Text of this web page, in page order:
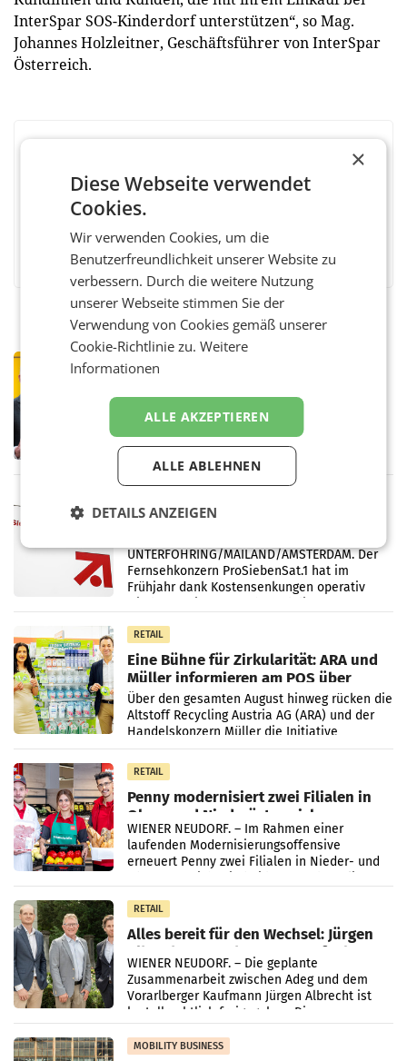
InterSpar SOS-Kinderdorf unterstützen“, so Mag.
Johannes Holzleitner, Geschäftsführer von InterSpar
Österreich.
FacebookTwitterMessengerWhatsAppLinkedInXING Teilen
ersten Halbjahr trotz schwachem
Briefgeschäft
WIEN Die Österreichische Post AG hat im
ersten Halbjahr 2026 einen Konzernumsatz
von 1.544,0 Mio. EUR erwirtschaftet, was
einem Plus von 3,8 Prozent gegenüber dem
Vergleichszeitraum
ProSiebenSat.1 spart und macht
UNTERFÖHRING/MAILAND/AMSTERDAM. Der
Fernsehkonzern ProSiebenSat.1 hat im
Frühjahr dank Kostensenkungen operativ
RETAIL
Eine Bühne für Zirkularität: ARA und
Müller informieren am POS über
Kreislauffähigkeit
Über den gesamten August hinweg rücken die
Altstoff Recycling Austria AG (ARA) und der
Handelskonzern Müller die Initiative
„Kreislauf-Helden“ in allen österreichischen
Müller-Filialen
RETAIL
Penny modernisiert zwei Filialen in
Ober- und Niederösterreich
WIENER NEUDORF. – Im Rahmen einer
laufenden Modernisierungsoffensive
erneuert Penny zwei Filialen in Nieder- und
RETAIL
Alles bereit für den Wechsel: Jürgen
Albrecht setzt ab 1.1.2027 auf Adeg
WIENER NEUDORF. – Die geplante
Zusammenarbeit zwischen Adeg und dem
Vorarlberger Kaufmann Jürgen Albrecht ist
kartellrechtlich freigegeben: Die
Bundeswettbewerbsbehörde und der
Bundeskartellanwalt
MOBILITY BUSINESS
×
Diese Webseite verwendet
Cookies.
Wir verwenden Cookies, um die
Benutzerfreundlichkeit unserer Website zu
verbessern. Durch die weitere Nutzung
unserer Webseite stimmen Sie der
Verwendung von Cookies gemäß unserer
Cookie-Richtlinie zu.Weitere
Informationen
ALLE AKZEPTIEREN
ALLE ABLEHNEN
DETAILS ANZEIGEN